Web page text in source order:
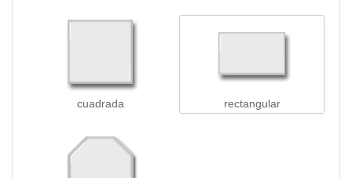
cuadrada rectangular